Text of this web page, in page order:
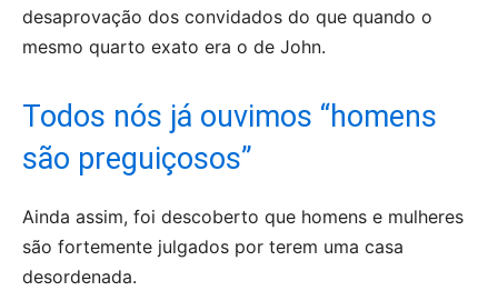
desaprovação dos convidados do que quando o
mesmo quarto exato era o de John.
Todos nós já ouvimos “homens
são preguiçosos”
Ainda assim, foi descoberto que homens e mulheres
são fortemente julgados por terem uma casa
desordenada.